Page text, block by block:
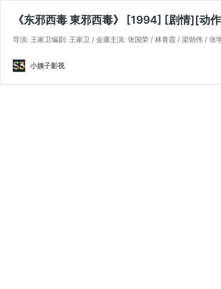
《东邪西毒 東邪西毒》 [1994] [剧情][
导演: 王家卫编剧: 王家卫 / 金庸主演: 张国荣 / 林青霞 / 梁朝伟 /
小姨子影视